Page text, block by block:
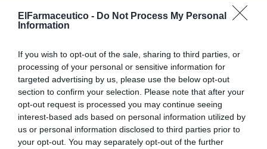
ElFarmaceutico - Do Not Process My Personal
Information
If you wish to opt-out of the sale, sharing to third parties, or
processing of your personal or sensitive information for
targeted advertising by us, please use the below opt-out
section to confirm your selection. Please note that after your
opt-out request is processed you may continue seeing
interest-based ads based on personal information utilized by
us or personal information disclosed to third parties prior to
your opt-out. You may separately opt-out of the further
beneficio del paciente
Noticias y novedades
29/07/2022
La FoCo del COF de Cantabria afirma que «el
sistema de registro es ágil y está integrado
en los programas de gestión»
NodoFarma Asistencial, una ayuda
para el día a día de la farmacia